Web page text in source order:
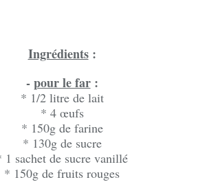
Ingrédients:
-pour le far:
* 1/2 litre de lait
* 4 œufs
* 150g de farine
* 130g de sucre
1 sachet de sucre vanillé
* 150g de fruits rouges